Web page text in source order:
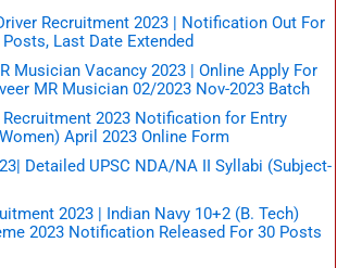
Recruitment 2023 | Notification Out For
Last Date Extended
Musician Vacancy 2023 | Online Apply For
MR Musician 02/2023 Nov-2023 Batch
Recruitment 2023 Notification for Entry
April 2023 Online Form
Detailed UPSC NDA/NA II Syllabi (Subject-
2023 | Indian Navy 10+2 (B. Tech)
2023 Notification Released For 30 Posts